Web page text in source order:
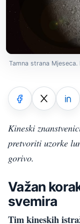
Tamna strana
Kineski
pretvoriti uzorke
gorivo.
Važan
svemira
Tim kineskih